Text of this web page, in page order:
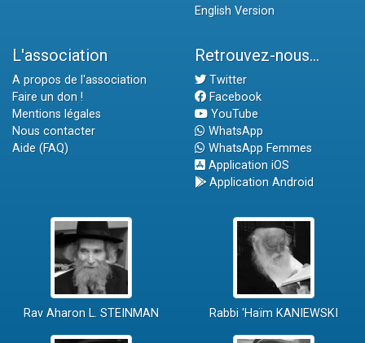
English Version
L'association
A propos de l'association
Faire un don !
Mentions légales
Nous contacter
Aide (FAQ)
Retrouvez-nous...
Twitter
Facebook
YouTube
WhatsApp
WhatsApp Femmes
Application iOS
Application Android
Rav Aharon L. STEINMAN Rabbi 'Haïm KANIEWSKI